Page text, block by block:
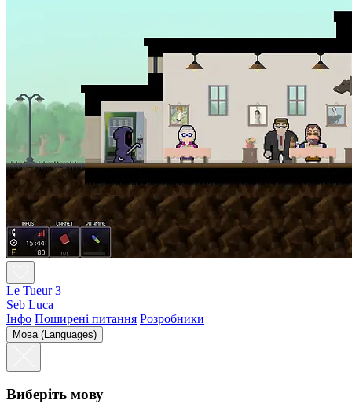
Le Tueur 3
Seb Luca
Інфо Поширені питання Розробники
Мова (Languages)
Виберіть мову